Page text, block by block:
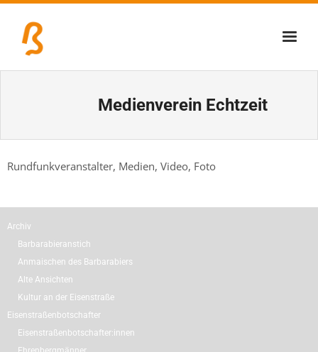
Eisenstraßenmuseen
Veranstaltungen
Medienverein Echtzeit
Rundfunkveranstalter, Medien, Video, Foto
Archiv
Barbarabieranstich
Anmaischen des Barbarabiers
Alte Ansichten
Kultur an der Eisenstraße
Eisenstraßenbotschafter
Eisenstraßenbotschafter:innen